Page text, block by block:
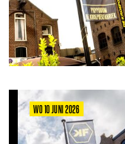
WO 10 JUNI 2026